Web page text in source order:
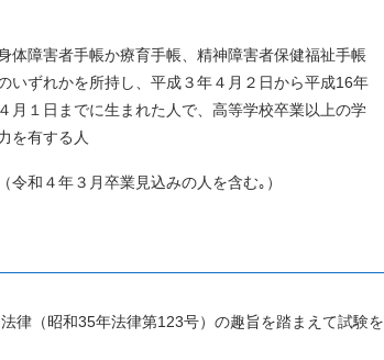
体障害者手帳か療育手帳、精神障害者保健福祉手帳
いずれかを所持し、平成３年４月２日から平成16年
４月１日までに生まれた人で、高等学校卒業以上の学
を有する人
（令和４年３月卒業見込みの人を含む｡）
律（昭和35年法律第123号）の趣旨を踏まえて試験を